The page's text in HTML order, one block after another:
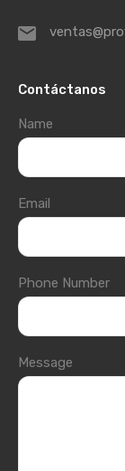
Contáctanos
Name
Email
Phone Number
Message